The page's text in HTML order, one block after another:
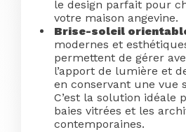
le design parfait pour
votre maison angevine.
Brise-soleil
modernes et
permettent de gérer
l’apport de lumière et
en conservant une vue
C’est la solution idéale
baies vitrées et les
contemporaines.